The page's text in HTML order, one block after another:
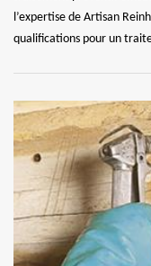
l’expertise de Artisan
qualifications pour un